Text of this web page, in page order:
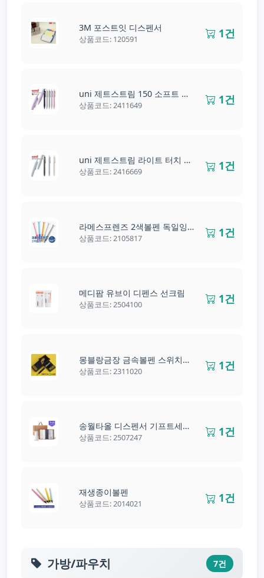
3M 포스트잇 디스펜서
상품코드: 120591 1건
uni 제트스트림 150 소프트 볼펜
상품코드: 2411649 1건
uni 제트스트림 라이트 터치 볼펜 0.7
상품코드: 2416669 1건
라메스프렌즈 2색볼펜 독일잉크
상품코드: 2105817 1건
메디팜 유브이 디펜스 선크림
상품코드: 2504100 1건
몽블랑금장 금속볼펜 스위치케이스
상품코드: 2311020 1건
송월타올 디스펜서 기프트세트 01
상품코드: 2507247 1건
재생종이볼펜
상품코드: 2014021 1건
가방/파우치 7건